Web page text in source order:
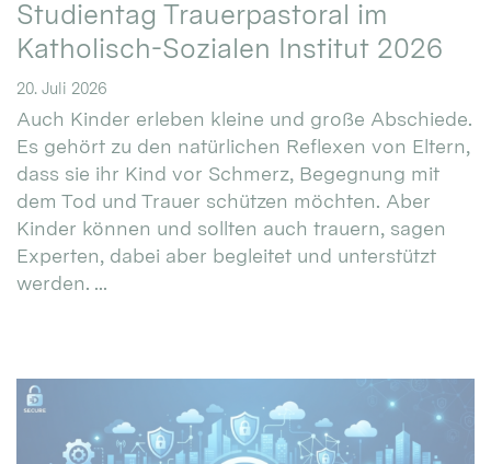
Studientag Trauerpastoral im
Katholisch-Sozialen Institut 2026
20. Juli 2026
Auch Kinder erleben kleine und große Abschiede.
Es gehört zu den natürlichen Reflexen von Eltern,
dass sie ihr Kind vor Schmerz, Begegnung mit
dem Tod und Trauer schützen möchten. Aber
Kinder können und sollten auch trauern, sagen
Experten, dabei aber begleitet und unterstützt
werden. ...